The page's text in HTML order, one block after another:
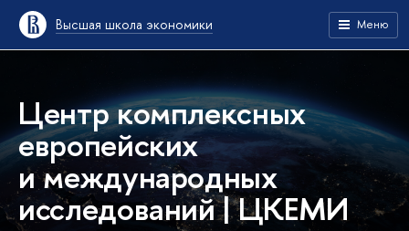
Высшая школа экономики Меню
Центр комплексных
европейских
и международных
исследований | ЦКЕМИ